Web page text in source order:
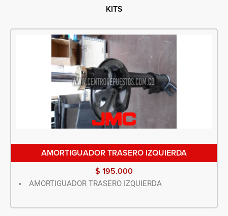
KITS
AMORTIGUADOR TRASERO IZQUIERDA
$ 195.000
AMORTIGUADOR TRASERO IZQUIERDA